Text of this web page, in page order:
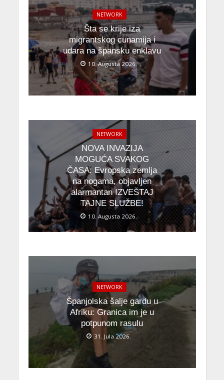
NETWORK
Šta se krije iza
migrantskog cunamija i
udara na špansku enklavu
10. Augusta 2026.
NETWORK
NOVA INVAZIJA
MOGUĆA SVAKOG
ČASA: Evropska zemlja
na nogama, objavljen
alarmantan IZVEŠTAJ
TAJNE SLUŽBE!
10. Augusta 2026.
NETWORK
Španjolska šalje gardu u
Afriku: Granica im je u
potpunom rasulu
31. Jula 2026.